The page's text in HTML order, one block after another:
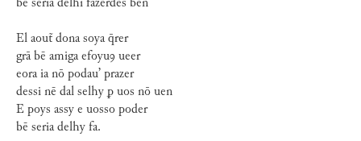
bē seria delhi fazerdes ben
El aout̃ dona soya q̄rer
grā bē amiga efoyuꝯ ueer
eora ia nō podau’ prazer
dessi nē dal selhy ꝑ uos nō uen
E poys assy e uosso poder
bē seria delhy fa.